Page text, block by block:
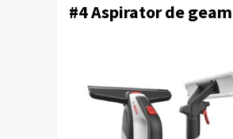
#4 Aspirator de geam